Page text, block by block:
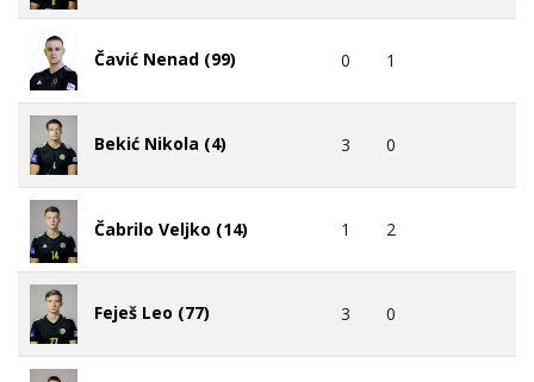
Čavić Nenad (99) 0 1
Bekić Nikola (4) 3 0
Čabrilo Veljko (14) 1 2
Feješ Leo (77) 3 0